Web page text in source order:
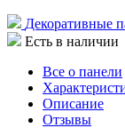
Декоративные
Есть в наличии
Все о панели
Описание
Отзывы